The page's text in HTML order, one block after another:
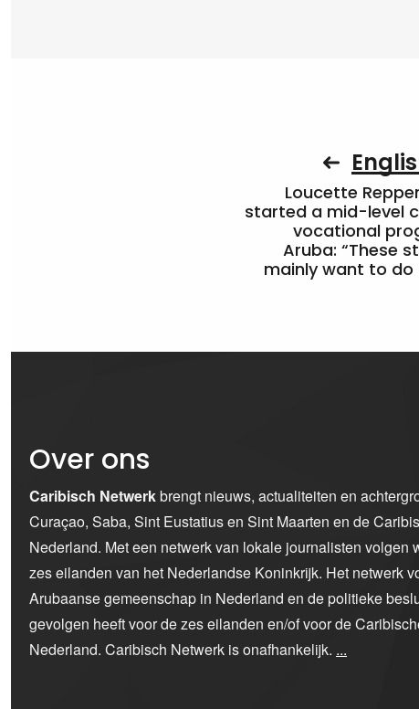
Loucette
started a mid-level
vocational
Aruba: “These
mainly want to do
Over ons
Caribisch Netwerkbrengt nieuws, actualiteiten en
Curaçao, Saba, Sint Eustatius en Sint Maarten en de
Nederland. Met een netwerk van lokale journalisten volgen
zes eilanden van het Nederlandse Koninkrijk. Het netwerk
Arubaanse gemeenschap in Nederland en de politieke
gevolgen heeft voor de zes eilanden en/of voor de
Nederland. Caribisch Netwerk is onafhankelijk. ...